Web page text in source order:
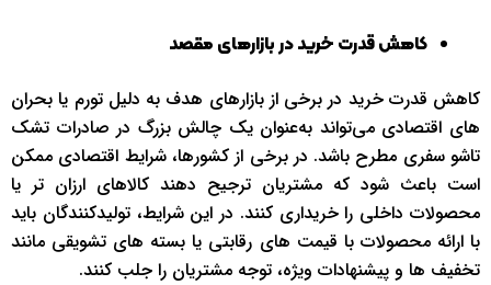
کاهش قدرت خرید در بازارهای مقصد
کاهش قدرت خرید در برخی از بازارهای هدف به دلیل تورم یا بحران‌
های اقتصادی می‌تواند به‌عنوان یک چالش بزرگ در صادرات تشک
تاشو سفری مطرح باشد. در برخی از کشورها، شرایط اقتصادی ممکن
است باعث شود که مشتریان ترجیح دهند کالاهای ارزان‌ تر یا
محصولات داخلی را خریداری کنند. در این شرایط، تولیدکنندگان باید
با ارائه محصولات با قیمت‌ های رقابتی یا بسته‌ های تشویقی مانند
تخفیف‌ ها و پیشنهادات ویژه، توجه مشتریان را جلب کنند.